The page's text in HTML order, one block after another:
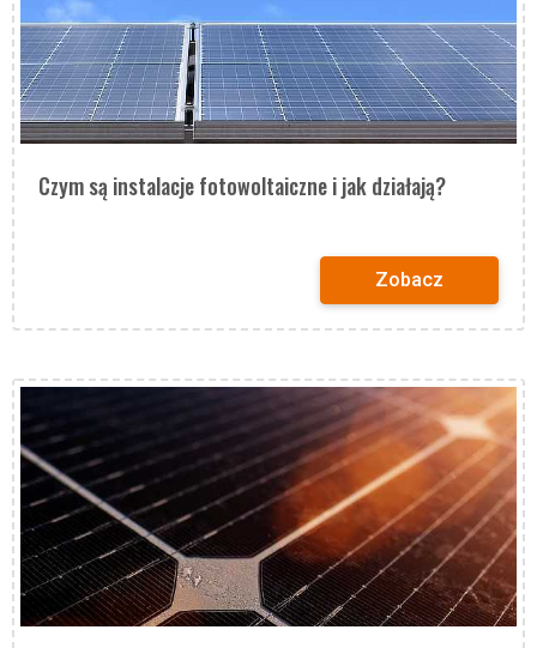
Czym są instalacje fotowoltaiczne i jak działają?
Zobacz